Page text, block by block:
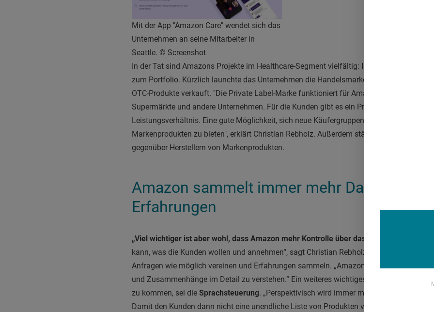
Mit der App "Amazon Care" wendet sich das
Unternehmen an seine Mitarbeiter in
Seattle. © Screenshot
In der Tat sind Amazons Projekte im Healthcare-Segment vielfältig: Inzwischen gehören
zum Portfolio. Kürzlich launchte das Unternehmen die Handelsmarke „Amazon Basic
OTC-Produkte verkauft. "Die Private Label-Marke funktioniert für Amazon letztendlich
Supermärkte und andere Unternehmen. Für die Kunden gibt es ein Produkt mit einem in
Leistungsverhältnis. Eine gute Möglichkeit, sich neue Käufergruppen zu erschließen und
Markenprodukten zu bieten", erklärt Christian Rebholz. Außerdem stärke Amazon seine
gegenüber Herstellern von Markenprodukten.
Amazon sammelt immer mehr Daten und
Erfahrungen
„Viel wichtiger ist aber wohl, dass Amazon mehr Kontrolle über das Healthcare-
kann, was die Kunden wollen und annehmen“, sagt Christian Rebholz. Das Ziel des
Anfragen wie möglich vereinen und Erfahrungen sammeln. „Amazon hat keinen Druck,
und Zusammenhänge im Detail zu verstehen.“ Ein weiteres wichtiges Instrument, um
zu kommen, sei die Sprachsteuerung. „Perspektivisch wird immer mehr über
Damit den Kunden dann nicht eine unendliche Liste von Produkten vorgelesen werden